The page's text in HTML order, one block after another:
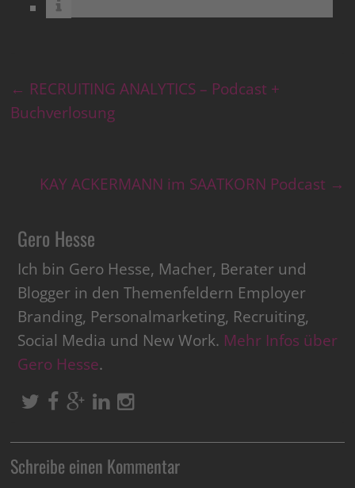
← RECRUITING ANALYTICS – Podcast +
Buchverlosung
KAY ACKERMANN im SAATKORN Podcast →
Gero Hesse
Ich bin Gero Hesse, Macher, Berater und
Blogger in den Themenfeldern Employer
Branding, Personalmarketing, Recruiting,
Social Media und New Work. Mehr Infos über
Gero Hesse.
Schreibe einen Kommentar